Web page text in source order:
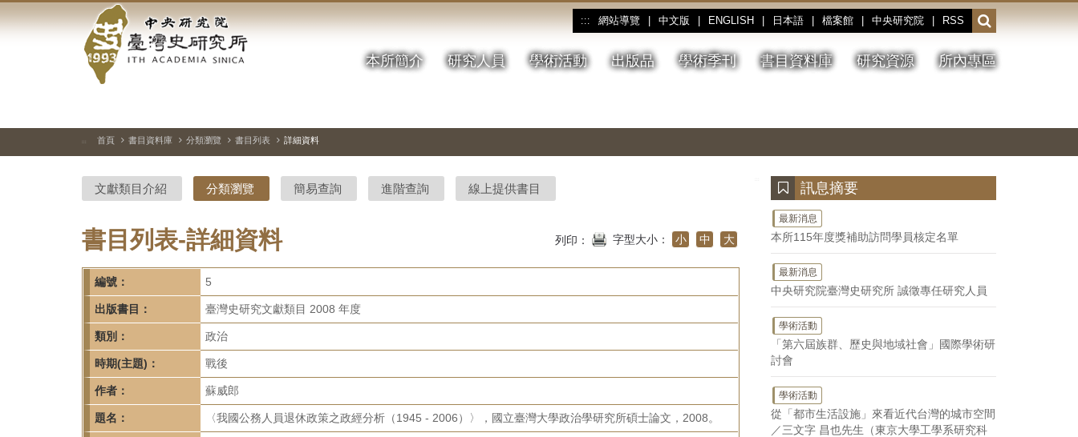
到
中
央
研
院-
臺
灣
史
研
究
所-
首
頁
::: 網站導覽 中文版 ENGLISH 日本語 檔案館 中央研究院 RSS
開
啟
或
收
本所簡介 研究人員 學術活動 出版品 學術季刊 書目資料庫 研究資源 所內專區
停、
圖
圖
結
::: 首頁 書目資料庫 分類瀏覽 書目列表 詳細資料
文獻類目介紹 分類瀏覽 簡易查詢 進階查詢 線上提供書目
書目列表-詳細資料 列印： 字型大小： 小 中 大
編號： 5
出版書目： 臺灣史研究文獻類目 2008 年度
類別： 政治
時期(主題)： 戰後
作者： 蘇威郎
題名： 〈我國公務人員退休政策之政經分析（1945 - 2006）〉，國立臺灣大學政治學研究所碩士論文，2008。
訊息摘要
最新消息
本所115年度獎補助訪問學員核定名單
最新消息
中央研究院臺灣史研究所 誠徵專任研究人員
學術活動
「第六屆族群、歷史與地域社會」國際學術研
討會
學術活動
從「都市生活設施」來看近代台灣的城市空間
／三文字 昌也先生（東京大學工學系研究科